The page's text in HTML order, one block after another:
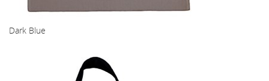
Dark Blue